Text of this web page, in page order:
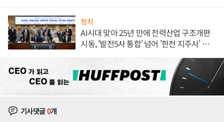
정치
AI시대 맞아 25년 만에 전력산업 구조개편
시동, '발전5사 통합' 넘어 '한전 지주사' 재편
기사댓글0개